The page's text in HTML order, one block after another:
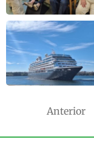
Anterior